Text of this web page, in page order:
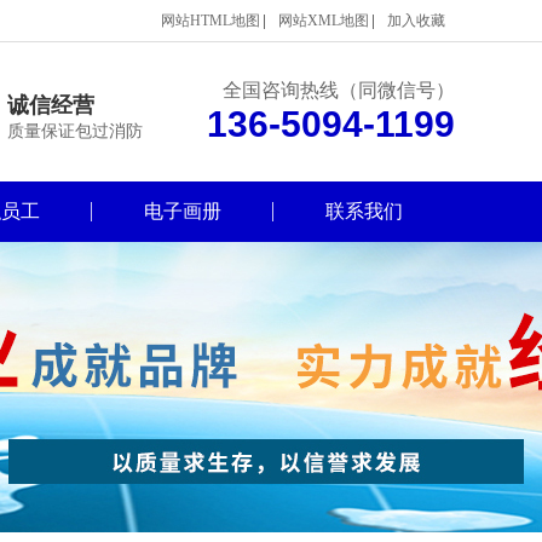
网站HTML地图 网站XML地图 加入收藏
诚信经营
质量保证包过消防
全国咨询热线（同微信号）
136-5094-1199
工 电子画册 联系我们